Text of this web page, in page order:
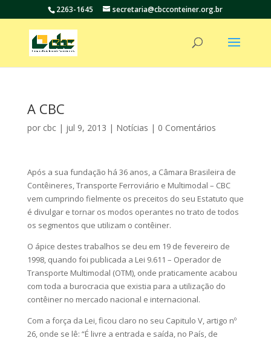
2263-1645 secretaria@cbcconteiner.org.br
A CBC
por cbc| jul 9, 2013 | Notícias | 0 Comentários
Após a sua fundação há 36 anos, a Câmara Brasileira de
Contêineres, Transporte Ferroviário e Multimodal – CBC
vem cumprindo fielmente os preceitos do seu Estatuto que
é divulgar e tornar os modos operantes no trato de todos
os segmentos que utilizam o contêiner.
O ápice destes trabalhos se deu em 19 de fevereiro de
1998, quando foi publicada a Lei 9.611 – Operador de
Transporte Multimodal (OTM), onde praticamente acabou
com toda a burocracia que existia para a utilização do
contêiner no mercado nacional e internacional.
Com a força da Lei, ficou claro no seu Capitulo V, artigo nº
26, onde se lê: “É livre a entrada e saída, no País, de